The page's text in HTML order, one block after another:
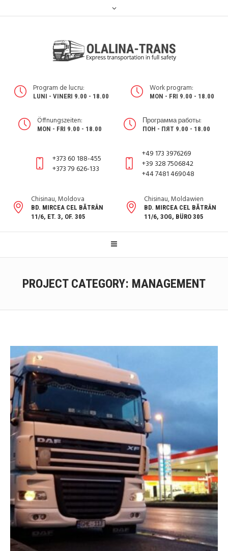
Program de lucru:
LUNI - VINERI 9.00 - 18.00
Work program:
MON - FRI 9.00 - 18.00
Öffnungszeiten:
MON - FRI 9.00 - 18.00
Программа работы:
ПОН - ПЯТ 9.00 - 18.00
+373 60 188-455
+373 79 626-133
+49 173 3976269
+39 328 7506842
+44 7481 469048
Chisinau, Moldova
BD. MIRCEA CEL BĂTRÂN
11/6, ET. 3, OF. 305
Chisinau, Moldawien
BD. MIRCEA CEL BĂTRÂN
11/6, 3OG, BÜRO 305
PROJECT CATEGORY: MANAGEMENT